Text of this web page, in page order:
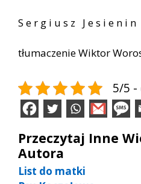
S e r g i u s z J e s i e n i n
tłumaczenie Wiktor
5/5 -
Przeczytaj Inne
Autora
List do matki